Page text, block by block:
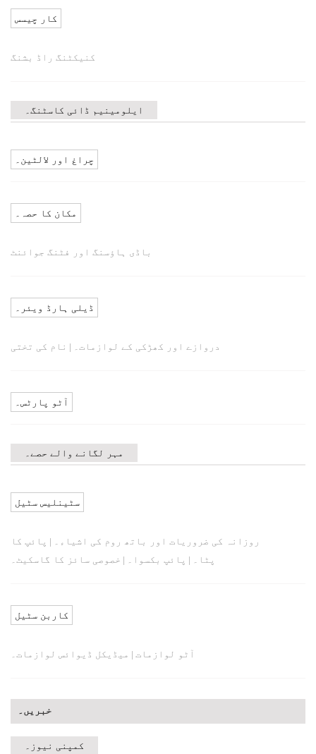
کار چیسس
کنیکٹنگ راڈ بشنگ
ایلومینیم ڈائی کاسٹنگ۔
چراغ اور لالٹین۔
مکان کا حصہ۔
باڈی ہاؤسنگ اور فٹنگ جوائنٹ
ڈیلی ہارڈ ویئر۔
دروازے اور کھڑکی کے لوازمات۔ نام کی تختی
آٹو پارٹس۔
مہر لگانے والے حصے۔
سٹینلیس سٹیل
روزانہ کی ضروریات اور باتھ روم کی اشیاء۔
پائپ کا
پٹا۔
پائپ بکسوا۔ خصوصی سائز کا گاسکیٹ۔
کاربن سٹیل
آٹو لوازمات میڈیکل ڈیوائس لوازمات۔
خبریں۔
کمپنی نیوز۔